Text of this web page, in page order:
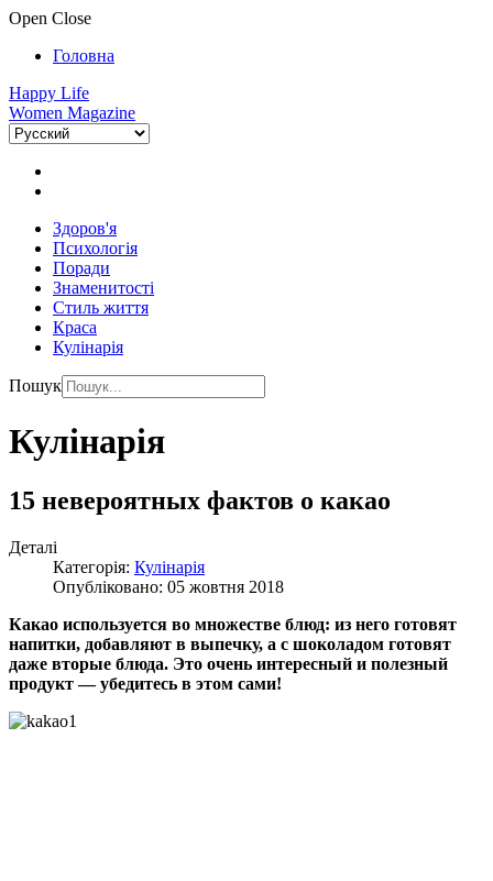
Open Close
Головна
Happy Life
Women Magazine
Здоров'я
Психологія
Поради
Знаменитості
Стиль життя
Краса
Кулінарія
Пошук
Кулінарія
15 невероятных фактов о какао
Деталі
Категорія: Кулінарія
Опубліковано: 05 жовтня 2018
Какао используется во множестве блюд: из него готовят
напитки, добавляют в выпечку, а с шоколадом готовят
даже вторые блюда. Это очень интересный и полезный
продукт — убедитесь в этом сами!